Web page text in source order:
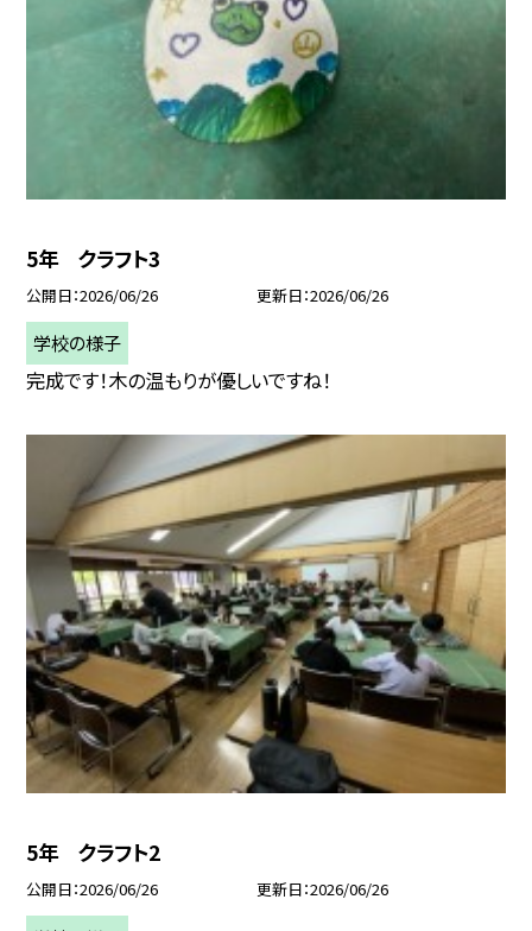
5年 クラフト3
公開日 2026/06/26 更新日 2026/06/26
学校の様子
完成です！木の温もりが優しいですね！
5年 クラフト2
公開日 2026/06/26 更新日 2026/06/26